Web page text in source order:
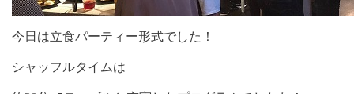
今日は立食パーティー形式でした！
シャッフルタイムは